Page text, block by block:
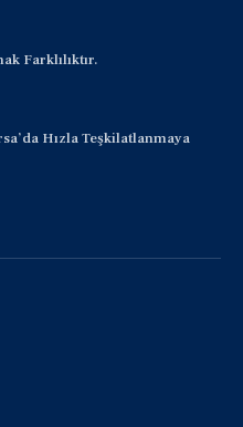
Farklılıktır.
Hızla Teşkilatlanmaya